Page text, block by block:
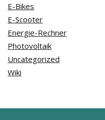
E-Bikes
E-Scooter
Energie-Rechner
Photovoltaik
Uncategorized
Wiki